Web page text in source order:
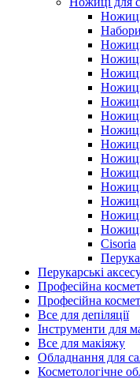
Ножиці
Cisoria
Перукарські
Професійна
Професійна
Все для депіляції
Інструменти для
Все для макіяжу
Обладнання для
Косметологічне